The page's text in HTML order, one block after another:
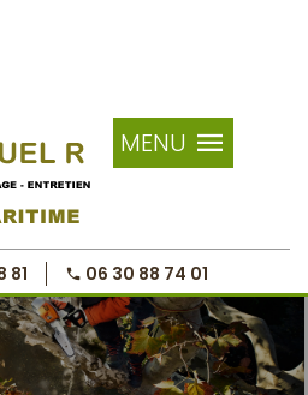
MENU
81 06 30 88 74 01